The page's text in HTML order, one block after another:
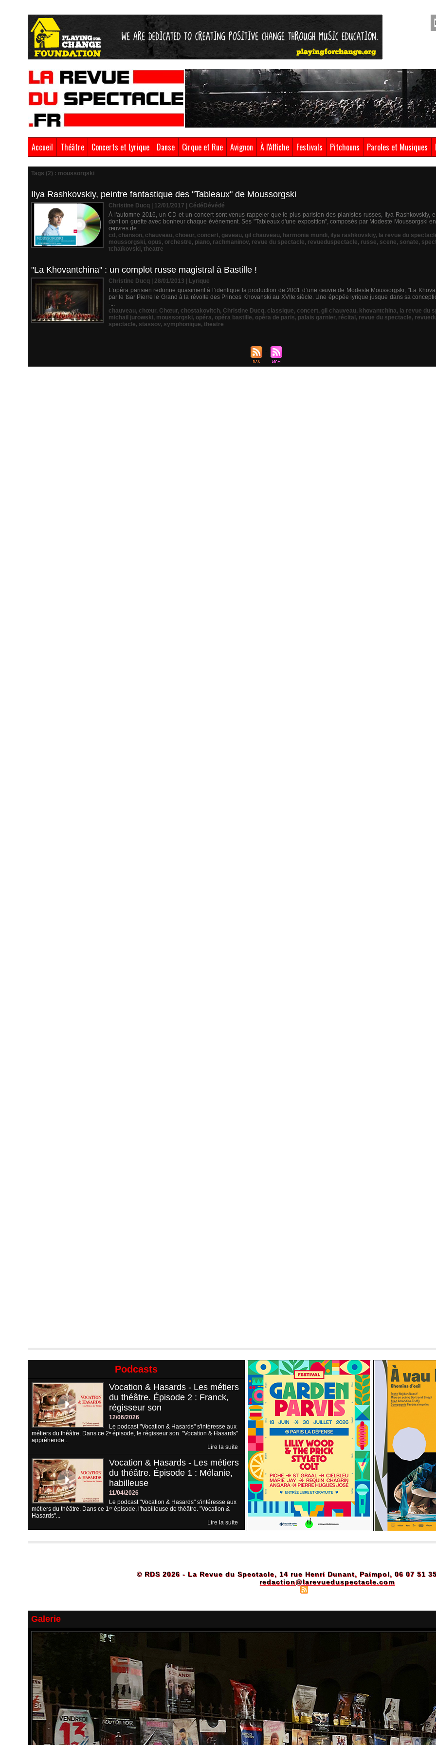
Accueil Théâtre Concerts et Lyrique Danse Cirque et Rue Avignon À l'Affiche Festivals Pitchouns Paroles et Musiques
Tags (2) : moussorgski
Ilya Rashkovskiy, peintre fantastique des "Tableaux" de Moussorgski
Christine Ducq | 12/01/2017
CédéDévédé
À l'automne 2016, un CD et un concert sont venus rappeler que le plus parisien des pianistes russes, Ilya Rashkovskiy,
dont on guette avec bonheur chaque événement. Ses "Tableaux d'une exposition", composés par Modeste Moussorgski
œuvres de...
cd , chanson, chauveau, choeur, concert, gaveau, gil chauveau, harmonia mundi, ilya rashkovskiy, la revue du
moussorgski, opus, orchestre, piano, rachmaninov, revue du spectacle, revueduspectacle, russe, scene, sonate,
tchaïkovski, theatre
"La Khovantchina" : un complot russe magistral à Bastille !
Christine Ducq | 28/01/2013
Lyrique
L’opéra parisien redonne quasiment à l’identique la production de 2001 d’une œuvre de Modeste Moussorgski, "La
par le tsar Pierre le Grand à la révolte des Princes Khovanski au XVIIe siècle. Une épopée lyrique jusque dans sa
-...
chauveau, chœur, Chœur, chostakovitch, Christine Ducq, classique, concert, gil chauveau, khovantchina, la revue du
michail jurowski, moussorgski, opéra, opéra bastille, opéra de paris, palais garnier, récital , revue du spectacle,
spectacle, stassov, symphonique, theatre
Podcasts
Vocation & Hasards - Les métiers
du théâtre. Épisode 2 : Franck,
régisseur son
12/06/2026
Le podcast "Vocation & Hasards" s'intéresse aux
métiers du théâtre. Dans ce 2ᵉ épisode, le régisseur son. "Vocation & Hasards"
appréhende...
Lire la suite
Vocation & Hasards - Les métiers
du théâtre. Épisode 1 : Mélanie,
habilleuse
11/04/2026
Le podcast "Vocation & Hasards" s'intéresse aux
métiers du théâtre. Dans ce 1ᵉʳ épisode, l'habilleuse de théâtre. "Vocation &
Hasards"...
Lire la suite
© RDS 2026 - La Revue du Spectacle, 14 rue Henri Dunant, Paimpol, 06 07 51
redaction@larevueduspectacle.com
Galerie